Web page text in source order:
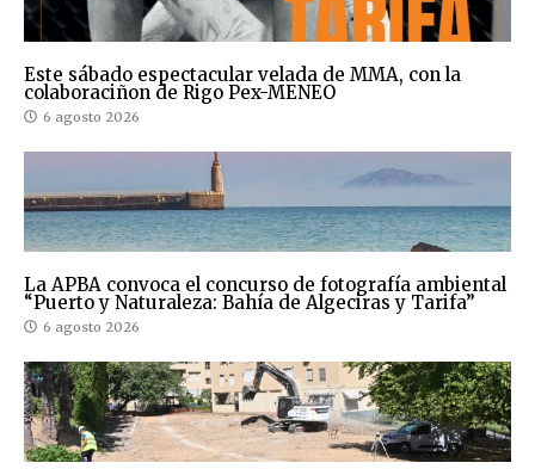
Este sábado espectacular velada de MMA, con la
colaboraciñon de Rigo Pex-MENEO
6 agosto 2026
La APBA convoca el concurso de fotografía ambiental
“Puerto y Naturaleza: Bahía de Algeciras y Tarifa”
6 agosto 2026